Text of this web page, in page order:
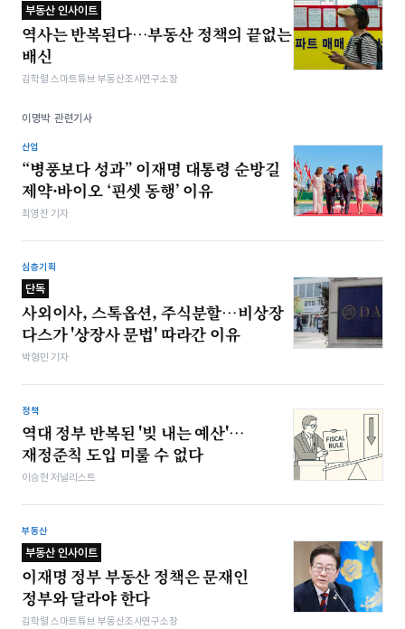
부동산 인사이트
역사는 반복된다…부동산 정책의 끝없는
배신
김학렬 스마트튜브 부동산조사연구소장
이명박 관련기사
산업
“병풍보다 성과” 이재명 대통령 순방길
제약·바이오 ‘핀셋 동행’ 이유
최영찬 기자
심층기획
단독
사외이사, 스톡옵션, 주식분할…비상장
다스가 '상장사 문법' 따라간 이유
박형민 기자
정책
역대 정부 반복된 '빚 내는 예산'…
재정준칙 도입 미룰 수 없다
이승현 저널리스트
부동산
부동산 인사이트
이재명 정부 부동산 정책은 문재인
정부와 달라야 한다
김학렬 스마트튜브 부동산조사연구소장